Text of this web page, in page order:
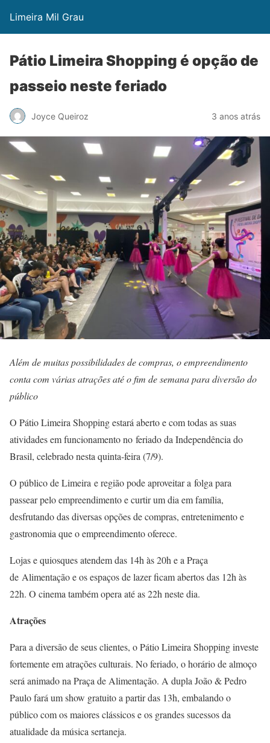
Limeira Mil Grau
Pátio Limeira Shopping é opção de
passeio neste feriado
Joyce Queiroz 3 anos atrás
Além de muitas possibilidades de compras, o empreendimento
conta com várias atrações até o fim de semana para diversão do
público
O Pátio Limeira Shopping estará aberto e com todas as suas
atividades em funcionamento no feriado da Independência do
Brasil, celebrado nesta quinta-feira (7/9).
O público de Limeira e região pode aproveitar a folga para
passear pelo empreendimento e curtir um dia em família,
desfrutando das diversas opções de compras, entretenimento e
gastronomia que o empreendimento oferece.
Lojas e quiosques atendem das 14h às 20h e a Praça
de Alimentação e os espaços de lazer ficam abertos das 12h às
22h. O cinema também opera até as 22h neste dia.
Atrações
Para a diversão de seus clientes, o Pátio Limeira Shopping investe
fortemente em atrações culturais. No feriado, o horário de almoço
será animado na Praça de Alimentação. A dupla João & Pedro
Paulo fará um show gratuito a partir das 13h, embalando o
público com os maiores clássicos e os grandes sucessos da
atualidade da música sertaneja.